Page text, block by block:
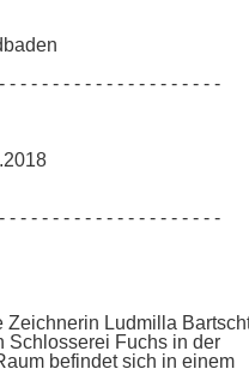
- - - - - - - - - - - - - - - - - - - -
- - - - - - - - - - - - - - - - - - - -
Zeichnerin Ludmilla
Schlosserei Fuchs in der
befindet sich in einem